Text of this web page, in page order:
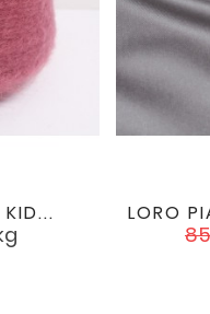
favorite
LORO